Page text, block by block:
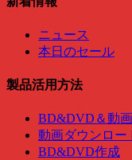
ニュース
本日のセール
製品活用方法
BD&DVD＆動
動画ダウンロー
BD&DVD作成